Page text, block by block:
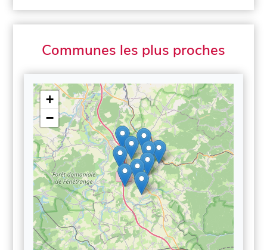
Communes les plus proches
+
−